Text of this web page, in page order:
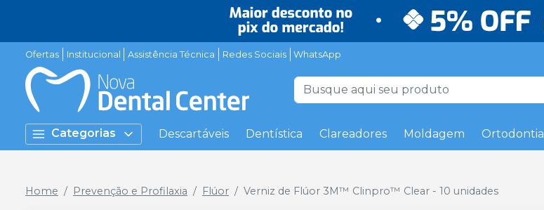
Ofertas Institucional Assistência Técnica Redes Sociais WhatsApp
Categorias Descartáveis Dentística Clareadores Moldagem Ortodontia
Home Prevenção e Profilaxia Flúor Verniz de Flúor 3M™ Clinpro™ Clear - 10 unidades